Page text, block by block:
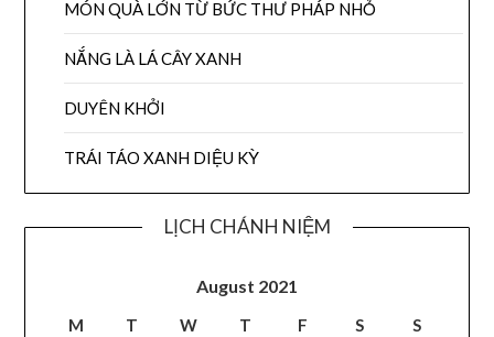
MÓN QUÀ LỚN TỪ BỨC THƯ PHÁP NHỎ
NẮNG LÀ LÁ CÂY XANH
DUYÊN KHỞI
TRÁI TÁO XANH DIỆU KỲ
LỊCH CHÁNH NIỆM
August 2021
M T W T F S
S